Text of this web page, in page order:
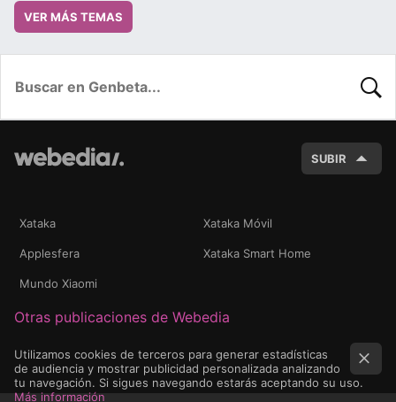
VER MÁS TEMAS
SUBIR
Xataka Xataka Móvil
Applesfera Xataka Smart Home
Mundo Xiaomi
Otras publicaciones de Webedia
Utilizamos cookies de terceros para generar estadísticas
de audiencia y mostrar publicidad personalizada analizando
tu navegación. Si sigues navegando estarás aceptando su uso.
Más información